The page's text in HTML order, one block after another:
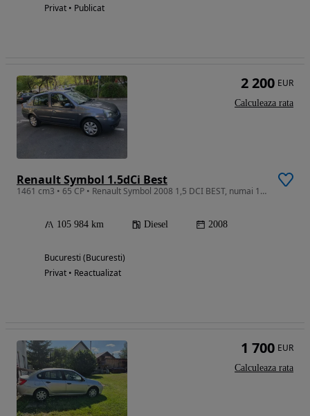
Privat • Publicat
Renault Symbol 1.5dCi Best
1461 cm3 • 65 CP • Renault Symbol 2008 1,5 DCI BEST, numai 106000 km, utilizator unic
105 984 km Diesel 2008
Bucuresti (Bucuresti)
Privat • Reactualizat
2 200 EUR
Calculeaza rata
1 700 EUR
Calculeaza rata